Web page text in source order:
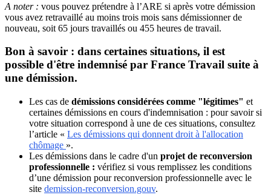
A noter : vous pouvez prétendre à l’ARE si après votre démission
vous avez retravaillé au moins trois mois sans démissionner de
nouveau, soit 65 jours travaillés ou 455 heures de travail.
Bon à savoir : dans certaines situations, il est
possible d'être indemnisé par France Travail suite à
une démission.
Les cas de démissions considérées comme "légitimes" et
certaines démissions en cours d'indemnisation : pour savoir si
votre situation correspond à une de ces situations, consultez
l’article « Les démissions qui donnent droit à l'allocation
chômage ».
Les démissions dans le cadre d'un projet de reconversion
professionnelle : vérifiez si vous remplissez les conditions
d’une démission pour reconversion professionnelle avec le
site demission-reconversion.gouv.